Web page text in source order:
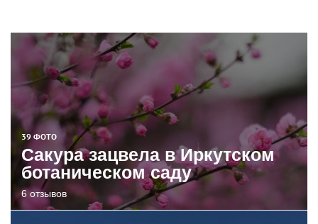
39 ФОТО
Сакура зацвела в Иркутском
ботаническом саду
6 отзывов